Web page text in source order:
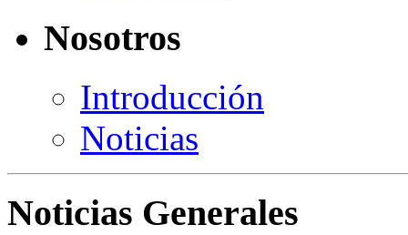
Nosotros
Introducción
Noticias
Noticias Generales